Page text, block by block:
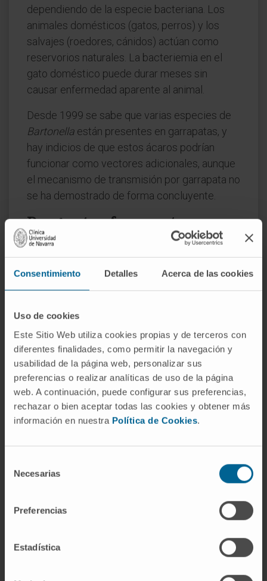
Consentimiento Detalles Acerca de las cookies
Uso de cookies
Este Sitio Web utiliza cookies propias y de terceros con
diferentes finalidades, como permitir la navegación y
usabilidad de la página web, personalizar sus
preferencias o realizar analíticas de uso de la página
web. A continuación, puede configurar sus preferencias,
rechazar o bien aceptar todas las cookies y obtener más
información en nuestra Política de Cookies.
Necesarias
Preferencias
Estadística
dependiendo de la especie bacteriana. Los
animales domésticos (gatos, perros) y los
salvajes (roedores, cánidos) actúan como
reservorios naturales. La bacteriemia en el
gato doméstico puede durar meses sin
causar enfermedad aparente al animal.
Desde 1999 se sabe que varias especies de
Bartonella están presentes en garrapatas, y
hay indicios de que estos ácaros podrían
funcionar como vectores adicionales, aunque
el mecanismo de transmisión por garrapata no
se ha demostrado de forma concluyente.
Preguntas frecuentes
¿Por qué el género se llama
Bartonella?
Por Alberto Barton Thompson (1871-1950),
identificó en 1905 la bacteria responsable de
la fiebre de la Oroya en los eritrocitos de
pacientes afectados. Su publicación de 1909
sentó las bases para la denominación del
género.
¿Es lo mismo Bartonella que
Rochalimaea?
Ya no.Rochalimaeafue un género
independiente hasta 1993, cuando los análisis
de secuenciación del gen 16S del ARN
Rochalimaea
estaban filogenéticamente más
pensaba. La reclasificación incorporó
, donde permanecen con